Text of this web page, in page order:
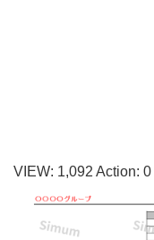
ン
プ
VIEW: 1,092 Action: 0